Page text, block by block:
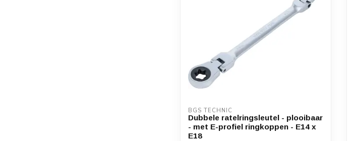
BGS TECHNIC
Dubbele ratelringsleutel - plooibaar
- met E-profiel ringkoppen - E14 x
E18